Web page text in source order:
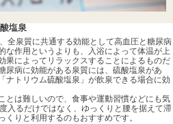
塩泉
全泉質に共通する効能として高血圧と糖尿病
な作用というよりも、入浴によって体温が上
果によってリラックスすることによるものだ
尿病に効能がある泉質には、硫酸塩泉があ
ナトリウム硫酸塩泉」が飲泉できる場合に効
とは難しいので、食事や運動習慣などにも気
入るだけではなく、ゆっくりと腰を据えて滞
りと利用するのもおすすめです。